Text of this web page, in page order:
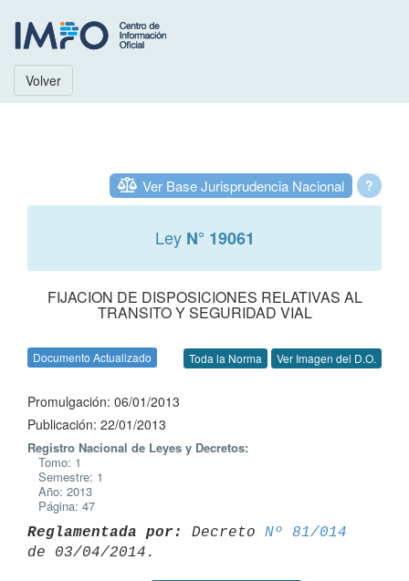
Volver
?
Ver Base Jurisprudencia Nacional
Ley N° 19061
FIJACION DE DISPOSICIONES RELATIVAS AL
TRANSITO Y SEGURIDAD VIAL
Documento Actualizado Toda la Norma Ver Imagen del D.O.
Promulgación: 06/01/2013
Publicación: 22/01/2013
Registro Nacional de Leyes y Decretos:
Tomo: 1
Semestre: 1
Año: 2013
Página: 47
Reglamentada por: Decreto Nº 81/014